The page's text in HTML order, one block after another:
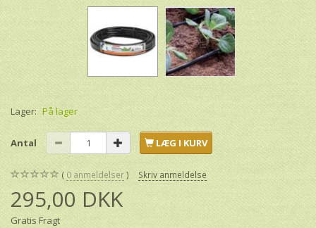
Lager: På lager
Antal LÆG I KURV
0 anmeldelser Skriv anmeldelse
295,00 DKK
Gratis Fragt